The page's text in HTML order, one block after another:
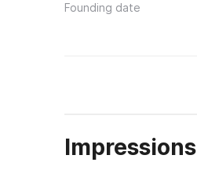
Founding date
Impressions